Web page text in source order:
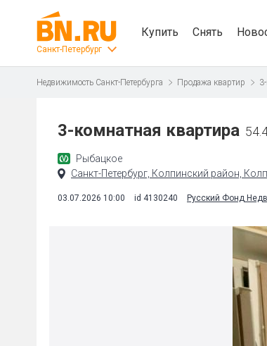
Санкт-Петербург
Купить Снять
Недвижимость Санкт-Петербурга Продажа квартир
3-комнатная квартира
Рыбацкое
Санкт-Петербург, Колпинский район,
03.07.2026 10:00 id 4130240 Русский Фонд